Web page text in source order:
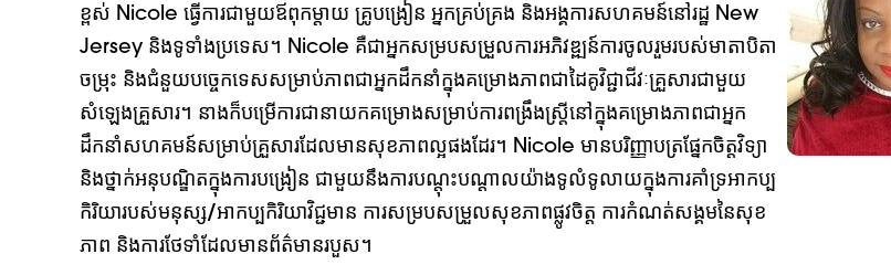
ខ្ពស់ Nicole ធ្វើការជាមួយឪពុកម្តាយ គ្រូបង្រៀន អ្នកគ្រប់គ្រង និងអង្គការសហគមន៍នៅរដ្ឋ New
Jersey និងទូទាំងប្រទេស។ Nicole គឺជាអ្នកសម្របសម្រួលការអភិវឌ្ឍន៍ការចូលរួមរបស់មាតាបិតា
ចម្រុះ និងជំនួយបច្ចេកទេសសម្រាប់ភាពជាអ្នកដឹកនាំក្នុងគម្រោងភាពជាដៃគូវិជ្ជាជីវៈគ្រួសារជាមួយ
សំឡេងគ្រួសារ។ នាងក៏បម្រើការជានាយកគម្រោងសម្រាប់ការពង្រឹងស្ត្រីនៅក្នុងគម្រោងភាពជាអ្នក
ដឹកនាំសហគមន៍សម្រាប់គ្រួសារដែលមានសុខភាពល្អផងដែរ។ Nicole មានបរិញ្ញាបត្រផ្នែកចិត្តវិទ្យា
និងថ្នាក់អនុបណ្ឌិតក្នុងការបង្រៀន ជាមួយនឹងការបណ្តុះបណ្តាលយ៉ាងទូលំទូលាយក្នុងការគាំទ្រអាកប្ប
កិរិយារបស់មនុស្ស/អាកប្បកិរិយាវិជ្ជមាន ការសម្របសម្រួលសុខភាពផ្លូវចិត្ត ការកំណត់សង្គមនៃសុខ
ភាព និងការថែទាំដែលមានព័ត៌មានរបួស។